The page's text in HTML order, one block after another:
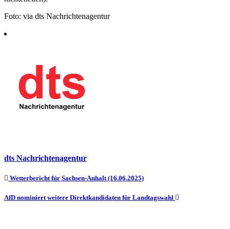
Foto: via dts Nachrichtenagentur
dts Nachrichtenagentur
Beitragsnavigation
Wetterbericht für Sachsen-Anhalt (16.06.2025)
AfD nominiert weitere Direktkandidaten für Landtagswahl